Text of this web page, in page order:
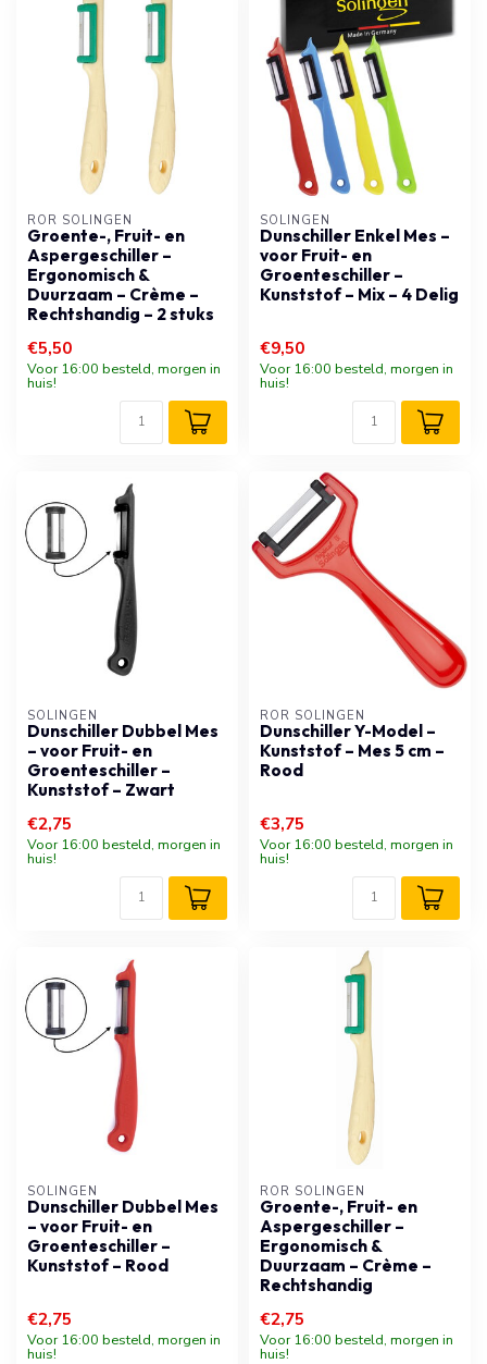
RÖR SOLINGEN
Groente-, Fruit- en
Aspergeschiller –
Ergonomisch &
Duurzaam – Crème –
Rechtshandig – 2 stuks
€5,50
Voor 16:00 besteld, morgen in
huis!
SOLINGEN
Dunschiller Enkel Mes –
voor Fruit- en
Groenteschiller –
Kunststof – Mix – 4 Delig
€9,50
Voor 16:00 besteld, morgen in
huis!
SOLINGEN
Dunschiller Dubbel Mes
– voor Fruit- en
Groenteschiller –
Kunststof – Zwart
€2,75
Voor 16:00 besteld, morgen in
huis!
RÖR SOLINGEN
Dunschiller Y-Model –
Kunststof – Mes 5 cm –
Rood
€3,75
Voor 16:00 besteld, morgen in
huis!
SOLINGEN
Dunschiller Dubbel Mes
– voor Fruit- en
Groenteschiller –
Kunststof – Rood
€2,75
Voor 16:00 besteld, morgen in
huis!
RÖR SOLINGEN
Groente-, Fruit- en
Aspergeschiller –
Ergonomisch &
Duurzaam – Crème –
Rechtshandig
€2,75
Voor 16:00 besteld, morgen in
huis!